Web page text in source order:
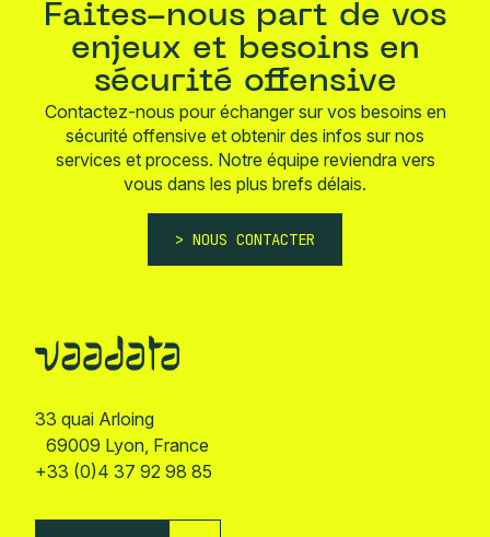
Faites-nous part de vos
enjeux et besoins en
sécurité offensive
Contactez-nous pour échanger sur vos besoins en
sécurité offensive et obtenir des infos sur nos
services et process. Notre équipe reviendra vers
vous dans les plus brefs délais.
NOUS CONTACTER
33 quai Arloing
69009 Lyon, France
+33 (0)4 37 92 98 85